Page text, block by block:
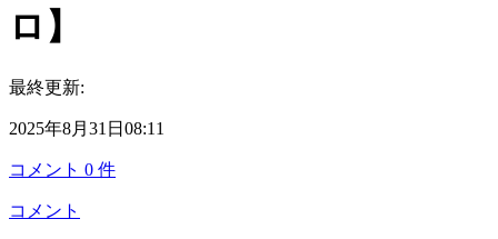
ロ】
最終更新:
2025年8月31日08:11
コメント 0 件
コメント